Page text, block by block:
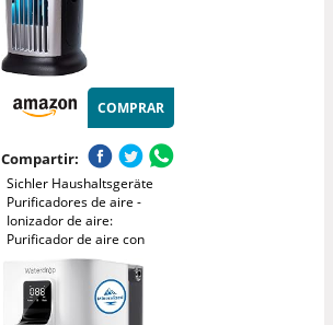
COMPRAR
Compartir:
Sichler Haushaltsgeräte
Purificadores de aire -
Ionizador de aire:
Purificador de aire con
ionizador, Luz ultravioleta,
Filtro de polvo y soplador,
10 vatios (Iones
ambientador)